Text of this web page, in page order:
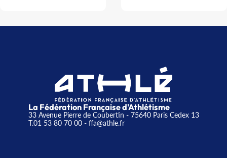
La Fédération Française d'Athlétisme
33 Avenue Pierre de Coubertin - 75640 Paris Cedex 13
T.01 53 80 70 00- ffa@athle.fr